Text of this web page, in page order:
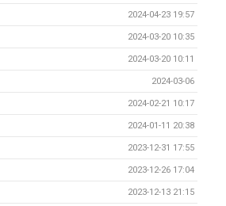
2024-04-23 19:57
2024-03-20 10:35
2024-03-20 10:11
2024-03-06
2024-02-21 10:17
2024-01-11 20:38
2023-12-31 17:55
2023-12-26 17:04
2023-12-13 21:15